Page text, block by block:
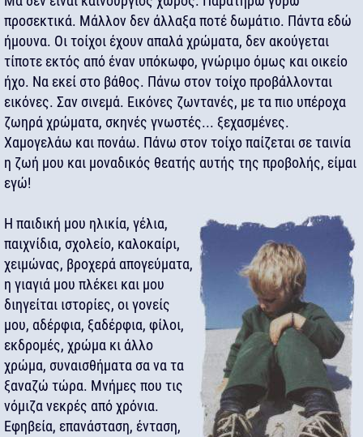
προσεκτικά. Μάλλον δεν άλλαξα ποτέ δωμάτιο. Πάντα εδώ
ήμουνα. Οι τοίχοι έχουν απαλά χρώματα, δεν ακούγεται
τίποτε εκτός από έναν υπόκωφο, γνώριμο όμως και οικείο
ήχο. Να εκεί στο βάθος. Πάνω στον τοίχο προβάλλονται
εικόνες. Σαν σινεμά. Εικόνες ζωντανές, με τα πιο υπέροχα
ζωηρά χρώματα, σκηνές γνωστές... ξεχασμένες.
Χαμογελάω και πονάω. Πάνω στον τοίχο παίζεται σε ταινία
η ζωή μου και μοναδικός θεατής αυτής της προβολής, είμαι
εγώ!
Η παιδική μου ηλικία, γέλια,
παιχνίδια, σχολείο, καλοκαίρι,
χειμώνας, βροχερά απογεύματα,
η γιαγιά μου πλέκει και μου
διηγείται ιστορίες, οι γονείς
μου, αδέρφια, ξαδέρφια, φίλοι,
εκδρομές, χρώμα κι άλλο
χρώμα, συναισθήματα σα να τα
ξαναζώ τώρα. Μνήμες που τις
νόμιζα νεκρές από χρόνια.
Εφηβεία, επανάσταση, ένταση,